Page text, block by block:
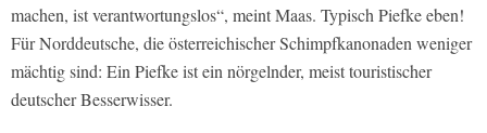
machen, ist verantwortungslos“, meint Maas. Typisch Piefke eben!
Für Norddeutsche, die österreichischer Schimpfkanonaden weniger
mächtig sind: Ein Piefke ist ein nörgelnder, meist touristischer
deutscher Besserwisser.